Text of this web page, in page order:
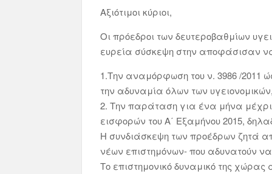
Αξιότιμοι κύριοι,
Οι πρόεδροι των δευτεροβαθμίων
ευρεία σύσκεψη στην αποφάσισαν
1.Την αναμόρφωση του ν. 3986 /2011
την αδυναμία όλων των
2. Την παράταση για ένα μήνα
εισφορών του Α΄ Εξαμήνου 2015,
Η συνδιάσκεψη των προέδρων ζητά
νέων επιστημόνων- που αδυνατούν
Το επιστημονικό δυναμικό της